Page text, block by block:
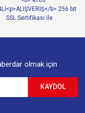
olmak için
KAYDOL